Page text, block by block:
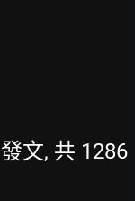
文, 共 1286